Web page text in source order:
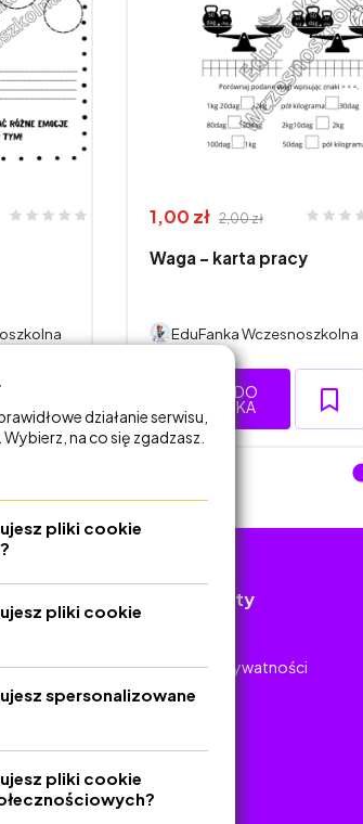
1,00 zł 2,00 zł
Waga - karta pracy
EduFanka Wczesnoszkolna
DODAJ DO
KOSZYKA
Dokumenty
Polityka Prywatności
działanie serwisu,
na co się zgadzasz.
pliki cookie
pliki cookie
spersonalizowane
pliki cookie